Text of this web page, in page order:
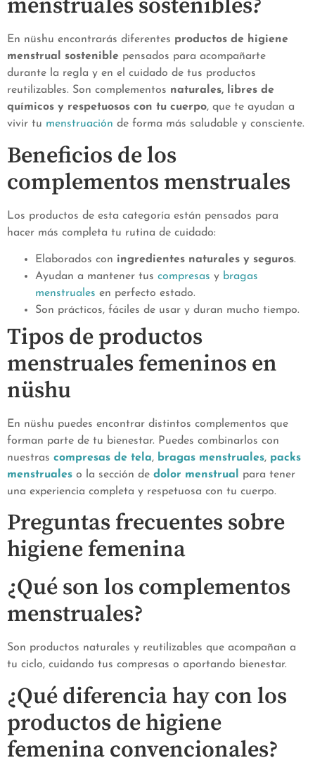
menstruales sostenibles?
En nüshu encontrarás diferentes productos de higiene
menstrual sostenible pensados para acompañarte
durante la regla y en el cuidado de tus productos
reutilizables. Son complementos naturales, libres de
químicos y respetuosos con tu cuerpo, que te ayudan a
vivir tu menstruación de forma más saludable y consciente.
Beneficios de los
complementos menstruales
Los productos de esta categoría están pensados para
hacer más completa tu rutina de cuidado:
Elaborados con ingredientes naturales y seguros.
Ayudan a mantener tus compresas y bragas
menstruales en perfecto estado.
Son prácticos, fáciles de usar y duran mucho tiempo.
Tipos de productos
menstruales femeninos en
nüshu
En nüshu puedes encontrar distintos complementos que
forman parte de tu bienestar. Puedes combinarlos con
nuestras compresas de tela, bragas menstruales, packs
menstruales o la sección de dolor menstrual
para tener
una experiencia completa y respetuosa con tu cuerpo.
Preguntas frecuentes sobre
higiene femenina
¿Qué son los complementos
menstruales?
Son productos naturales y reutilizables que acompañan a
tu ciclo, cuidando tus compresas o aportando bienestar.
¿Qué diferencia hay con los
productos de higiene
femenina convencionales?